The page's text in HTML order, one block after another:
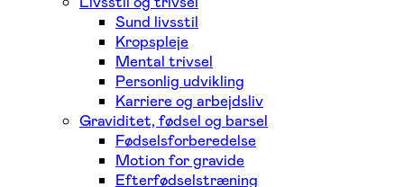
Sund livsstil
Kropspleje
Mental trivsel
Personlig udvikling
Karriere og arbejdsliv
Graviditet, fødsel og barsel
Fødselsforberedelse
Motion for gravide
Efterfødselstræning